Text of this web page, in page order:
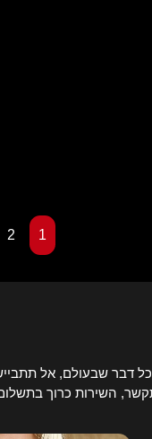
1
2
דבר שבעולם, אל
השירות כרוך